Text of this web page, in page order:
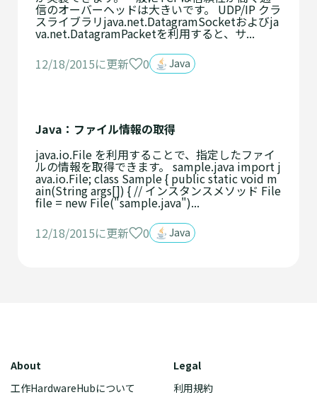
信のオーバーヘッドは大きいです。 UDP/IP クラ
スライブラリjava.net.DatagramSocketおよびja
va.net.DatagramPacketを利用すると、サ...
12/18/2015に更新
0 Java
Java：ファイル情報の取得
java.io.File を利用することで、指定したファイ
ルの情報を取得できます。 sample.java import j
ava.io.File; class Sample { public static void m
ain(String args[]) { // インスタンスメソッド File
file = new File("sample.java")...
12/18/2015に更新
0 Java
About
工作HardwareHubについて
Legal
利用規約